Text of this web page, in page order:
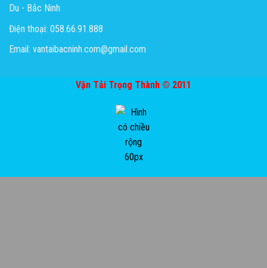
Du - Bắc Ninh
Điện thoại: 058.66.91.888
Email: vantaibacninh.com@gmail.com
Vận Tải Trọng Thành © 2011